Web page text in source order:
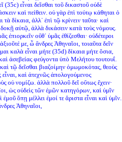
(35c) εἶναι δεῖσθαι τοῦ δικαστοῦ οὐδὲ
καὶ πείθειν. οὐ γὰρ ἐπὶ τούτῳ κάθηται ὁ
δίκαια, ἀλλ᾽ ἐπὶ τῷ κρίνειν ταῦτα· καὶ
αὐτῷ, ἀλλὰ δικάσειν κατὰ τοὺς νόμους.
ἐπιορκεῖν οὔθ᾽ ὑμᾶς ἐθίζεσθαι· οὐδέτεροι
με, ὦ ἄνδρες Ἀθηναῖοι, τοιαῦτα δεῖν
καλὰ εἶναι μήτε (35d) δίκαια μήτε ὅσια,
ἀσεβείας φεύγοντα ὑπὸ Μελήτου τουτουΐ.
τῷ δεῖσθαι βιαζοίμην ὀμωμοκότας, θεοὺς
καὶ ἀτεχνῶς ἀπολογούμενος
οὐ νομίζω. ἀλλὰ πολλοῦ δεῖ οὕτως ἔχειν·
ὡς οὐδεὶς τῶν ἐμῶν κατηγόρων, καὶ ὑμῖν
ὅπῃ μέλλει ἐμοί τε ἄριστα εἶναι καὶ ὑμῖν.
Ἀθηναῖοι,